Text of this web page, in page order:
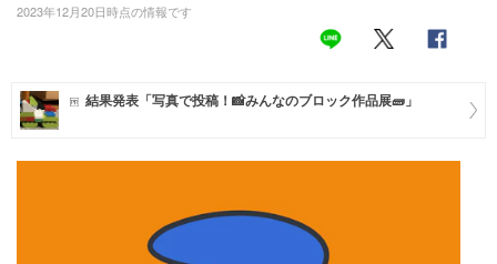
美容・ファッション
住まい
マネー
2023年12月20日時点の情報です
結果発表「写真で投稿！📸みんなのブロック作品展🧱」